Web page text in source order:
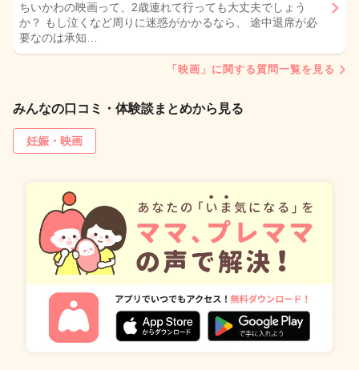
ちいかわの映画って、2歳連れて行っても大丈夫でしょう
か？ もし泣くなど周りに迷惑がかかるなら、 途中退席が必
要なのは承知…
「映画」に関する質問一覧を見る
みんなの口コミ・体験談まとめから見る
妊娠・映画